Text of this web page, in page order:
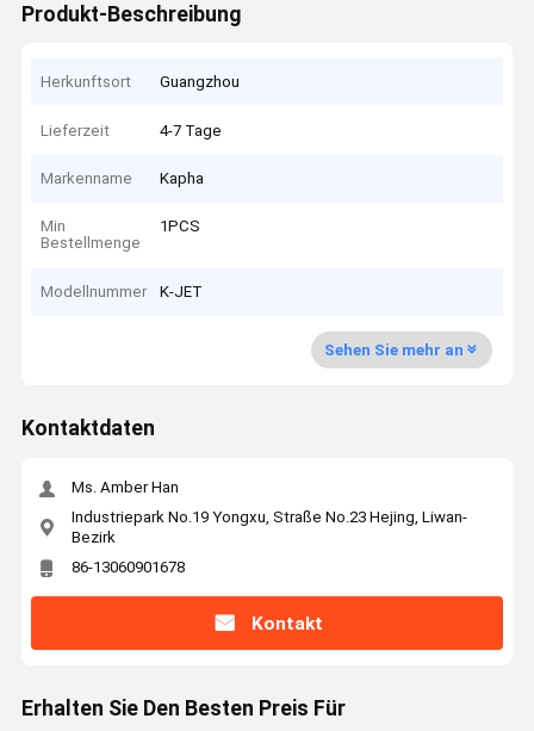
Produkt-Beschreibung
Herkunftsort Guangzhou
Lieferzeit 4-7 Tage
Markenname Kapha
Min
Bestellmenge
1PCS
Modellnummer K-JET
Sehen Sie mehr an
Kontaktdaten
Ms. Amber Han
Industriepark No.19 Yongxu, Straße No.23 Hejing, Liwan-
Bezirk
86-13060901678
Kontakt
Erhalten Sie Den Besten Preis Für